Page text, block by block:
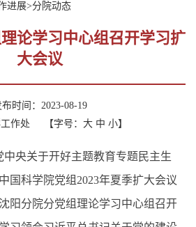
进展>分院动态
论学习中心组召开学习扩
大会议
布时间：2023-08-19
作处
【字号： 大 中 小】
央关于开好主题教育专题民主生
国科学院党组2023年夏季扩大会议
阳分院分党组理论学习中心组召开